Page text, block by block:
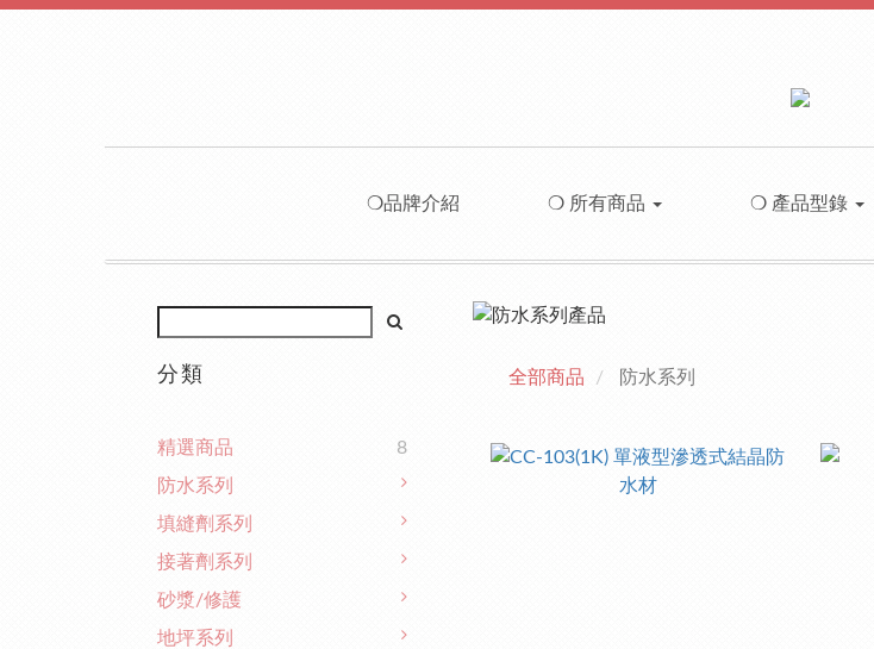
❍品牌介紹 ❍ 所有商品 ❍ 產品型錄
分類
精選商品
8
防水系列
填縫劑系列
接著劑系列
砂漿/修護
地坪系列
全部商品 防水系列